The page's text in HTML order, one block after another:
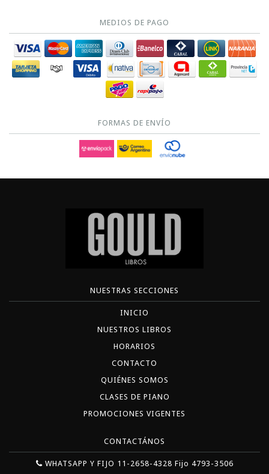
MEDIOS DE PAGO
FORMAS DE ENVÍO
NUESTRAS SECCIONES
INICIO
NUESTROS LIBROS
HORARIOS
CONTACTO
QUIÉNES SOMOS
CLASES DE PIANO
PROMOCIONES VIGENTES
CONTACTÁNOS
WHATSAPP Y FIJO 11-2658-4328 Fijo 4793-3506